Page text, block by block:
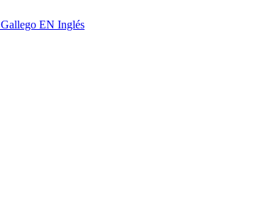
Gallego EN Inglés